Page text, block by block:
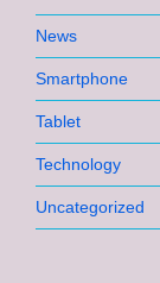
News
Smartphone
Tablet
Technology
Uncategorized